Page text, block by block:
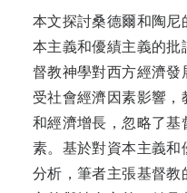
本文探討桑德爾和陶
本主義和優績主義的
督教神學對西方經濟
受社會經濟因素影響
和經濟增長，忽略了
素。基於對資本主義
分析，筆者主張基督